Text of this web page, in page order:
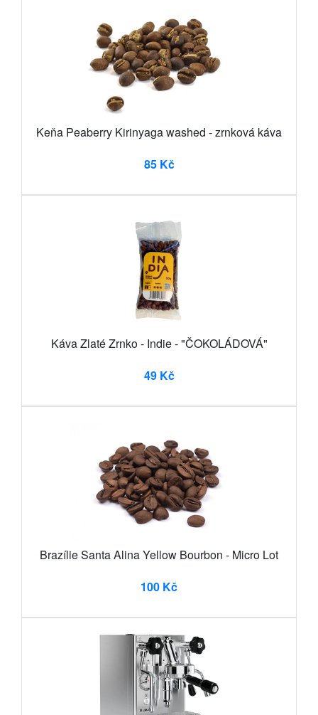
Keňa Peaberry Kirinyaga washed - zrnková káva
85 Kč
Káva Zlaté Zrnko - Indie - "ČOKOLÁDOVÁ"
49 Kč
Brazílie Santa Alina Yellow Bourbon - Micro Lot
100 Kč